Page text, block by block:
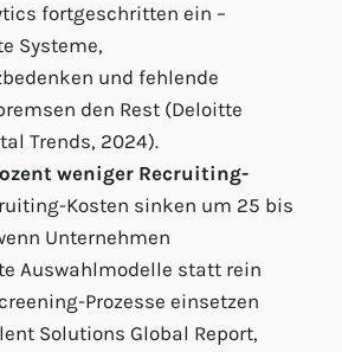
fortgeschritten ein –
Systeme,
und fehlende
den Rest (Deloitte
Trends, 2024).
weniger Recruiting-
Kosten sinken um 25 bis
Unternehmen
Auswahlmodelle statt rein
Prozesse einsetzen
Solutions Global Report,